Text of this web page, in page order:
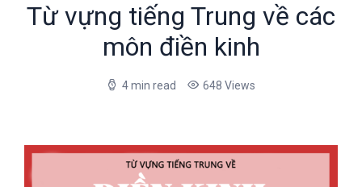
Từ vựng tiếng Trung về các
môn điền kinh
4 min read 648 Views